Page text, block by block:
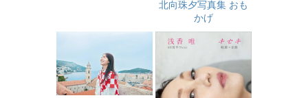
北向珠夕写真集 おも
かげ